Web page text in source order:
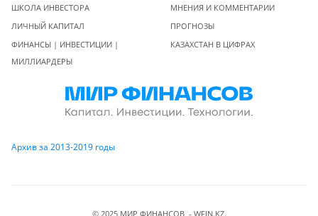
ШКОЛА ИНВЕСТОРА
ЛИЧНЫЙ КАПИТАЛ
ФИНАНСЫ | ИНВЕСТИЦИИ |
МИЛЛИАРДЕРЫ
МНЕНИЯ И КОММЕНТАРИИ
ПРОГНОЗЫ
КАЗАХСТАН В ЦИФРАХ
Архив за 2013-2019 годы
© 2025 МИР ФИНАНСОВ - WFIN.KZ.